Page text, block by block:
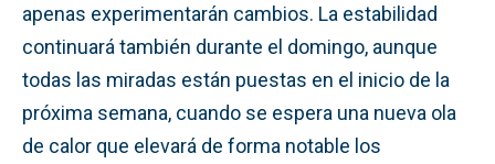
apenas experimentarán cambios. La estabilidad
continuará también durante el domingo, aunque
todas las miradas están puestas en el inicio de la
próxima semana, cuando se espera una nueva ola
de calor que elevará de forma notable los